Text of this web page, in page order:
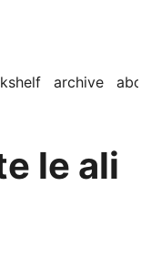
archive
le ali